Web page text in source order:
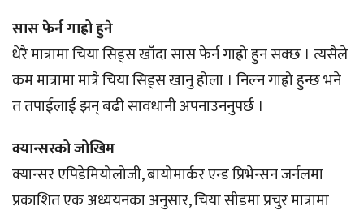
सास फेर्न गाह्रो हुने
धेरै मात्रामा चिया सिड्स खाँदा सास फेर्न गाह्रो हुन सक्छ । त्यसैले
कम मात्रामा मात्रै चिया सिड्स खानु होला । निल्न गाह्रो हुन्छ भने
त तपाईलाई झन् बढी सावधानी अपनाउननुपर्छ ।
क्यान्सरको जोखिम
क्यान्सर एपिडेमियोलोजी, बायोमार्कर एन्ड प्रिभेन्सन जर्नलमा
प्रकाशित एक अध्ययनका अनुसार, चिया सीडमा प्रचुर मात्रामा